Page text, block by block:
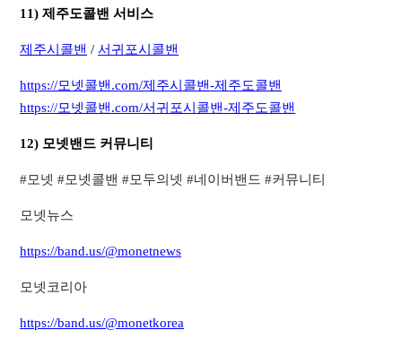
11) 제주도콜밴 서비스
제주시콜밴 /서귀포시콜밴
https://모넷콜밴.com/제주시콜밴-제주도콜밴
https://모넷콜밴.com/서귀포시콜밴-제주도콜밴
12) 모넷밴드 커뮤니티
​#모넷 #모넷콜밴 #모두의넷 #네이버밴드 #커뮤니티​
모넷뉴스
https://band.us/@monetnews
모넷코리아
https://band.us/@monetkorea